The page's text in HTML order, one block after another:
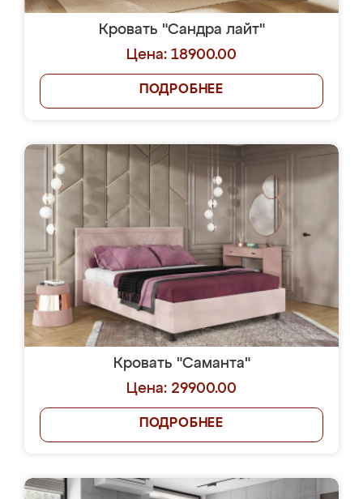
Кровать "Сандра лайт"
Цена: 18900.00
ПОДРОБНЕЕ
Кровать "Саманта"
Цена: 29900.00
ПОДРОБНЕЕ